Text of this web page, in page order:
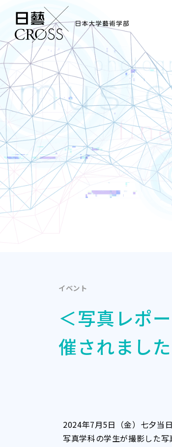
イベント
＜写真レポ
催されました
2024年7月5日（金）七夕当
写真学科の学生が撮影した写